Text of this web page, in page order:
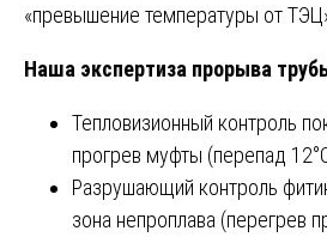
«превышение температуры от
Наша экспертиза прорыва
Тепловизионный контроль
прогрев муфты (перепад
Разрушающий контроль
зона непроплава (перегрев